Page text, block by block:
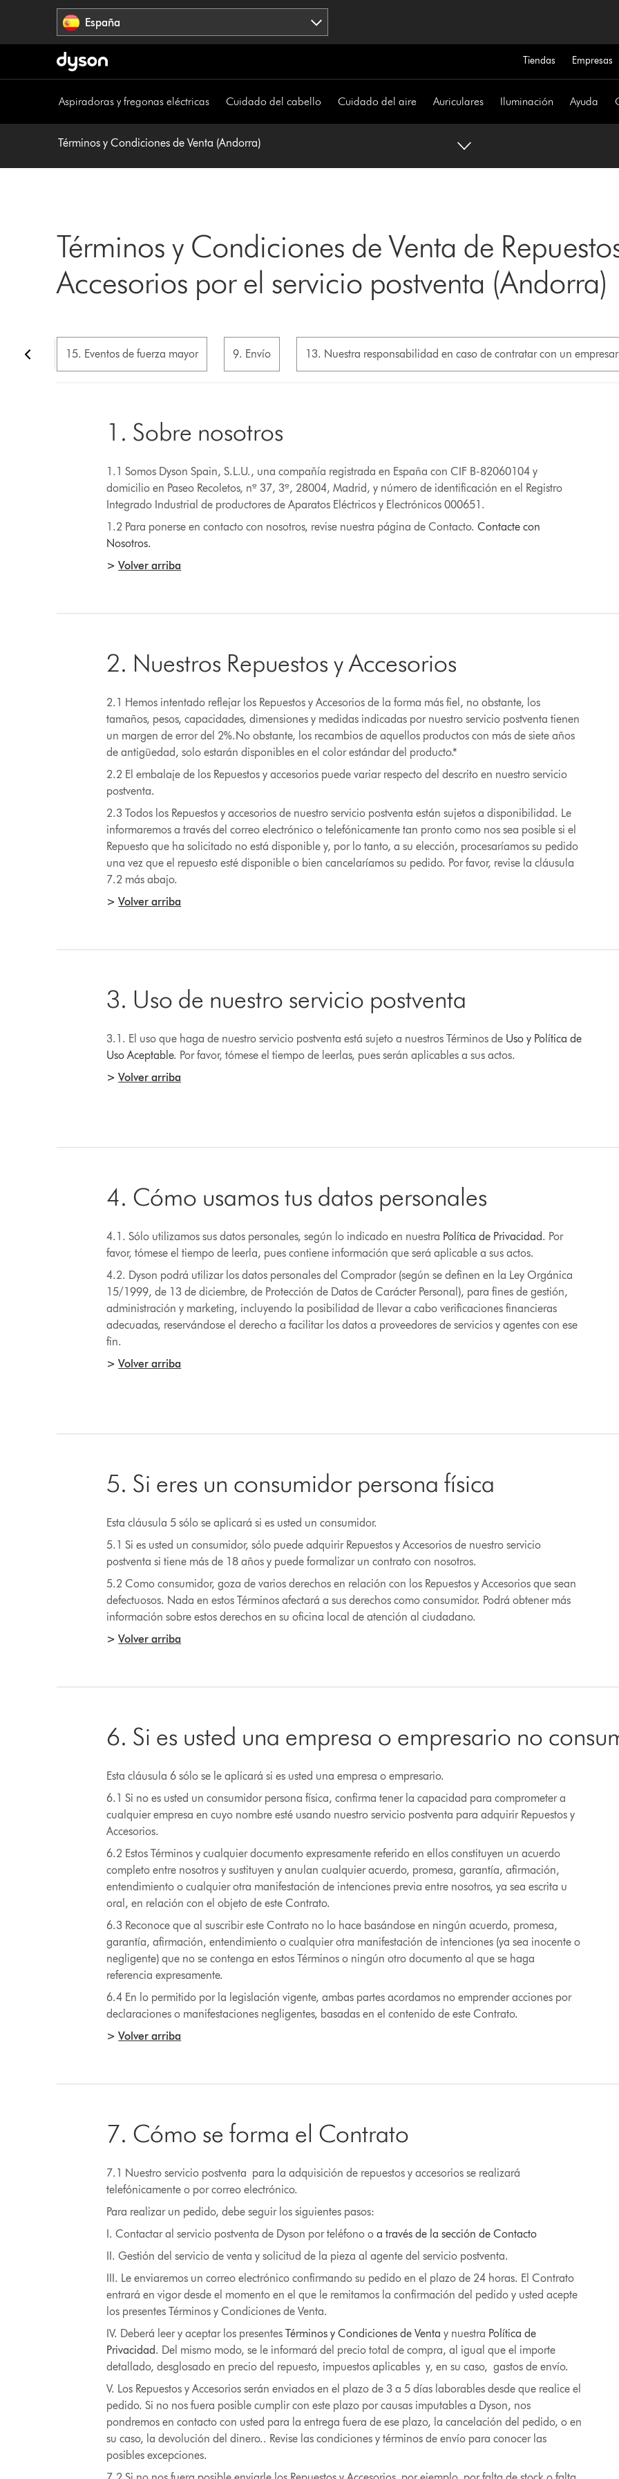
España
Tiendas Empresas
Aspiradoras y fregonas eléctricas Cuidado del cabello Cuidado del aire Auriculares Iluminación Ayuda
Términos y Condiciones de Venta (Andorra)
Términos y Condiciones de Venta de
Accesorios por el servicio postventa (Andorra)
15. Eventos de fuerza mayor 9. Envío 13. Nuestra responsabilidad en caso de contratar con un
1. Sobre nosotros
1.1 Somos Dyson Spain, S.L.U., una compañía registrada en España con CIF B-82060104 y
domicilio en Paseo Recoletos, nº 37, 3º, 28004, Madrid, y número de identificación en el Registro
Integrado Industrial de productores de Aparatos Eléctricos y Electrónicos 000651.
1.2 Para ponerse en contacto con nosotros, revise nuestra página de Contacto.Contacte con
Nosotros.
>Volver arriba
2. Nuestros Repuestos y Accesorios
2.1 Hemos intentado reflejar los Repuestos y Accesorios de la forma más fiel, no obstante, los
tamaños, pesos, capacidades, dimensiones y medidas indicadas por nuestro servicio postventa tienen
un margen de error del 2%.No obstante, los recambios de aquellos productos con más de siete años
de antigüedad, solo estarán disponibles en el color estándar del producto.*
2.2 El embalaje de los Repuestos y accesorios puede variar respecto del descrito en nuestro servicio
postventa.
2.3 Todos los Repuestos y accesorios de nuestro servicio postventa están sujetos a disponibilidad. Le
informaremos a través del correo electrónico o telefónicamente tan pronto como nos sea posible si el
Repuesto que ha solicitado no está disponible y, por lo tanto, a su elección, procesaríamos su pedido
una vez que el repuesto esté disponible o bien cancelaríamos su pedido. Por favor, revise la cláusula
7.2 más abajo.
>Volver arriba
3. Uso de nuestro servicio postventa
3.1. El uso que haga de nuestro servicio postventa está sujeto a nuestros Términos de Uso y Política de
Uso Aceptable. Por favor, tómese el tiempo de leerlas, pues serán aplicables a sus actos.
>Volver arriba
4. Cómo usamos tus datos personales
4.1. Sólo utilizamos sus datos personales, según lo indicado en nuestra Política de Privacidad. Por
favor, tómese el tiempo de leerla, pues contiene información que será aplicable a sus actos.
4.2. Dyson podrá utilizar los datos personales del Comprador (según se definen en la Ley Orgánica
15/1999, de 13 de diciembre, de Protección de Datos de Carácter Personal), para fines de gestión,
administración y marketing, incluyendo la posibilidad de llevar a cabo verificaciones financieras
adecuadas, reservándose el derecho a facilitar los datos a proveedores de servicios y agentes con ese
fin.
>Volver arriba
5. Si eres un consumidor persona física
Esta cláusula 5 sólo se aplicará si es usted un consumidor.
5.1 Si es usted un consumidor, sólo puede adquirir Repuestos y Accesorios de nuestro servicio
postventa si tiene más de 18 años y puede formalizar un contrato con nosotros.
5.2 Como consumidor, goza de varios derechos en relación con los Repuestos y Accesorios que sean
defectuosos. Nada en estos Términos afectará a sus derechos como consumidor. Podrá obtener más
información sobre estos derechos en su oficina local de atención al ciudadano.
>Volver arriba
6. Si es usted una empresa o empresario no
Esta cláusula 6 sólo se le aplicará si es usted una empresa o empresario.
6.1 Si no es usted un consumidor persona física, confirma tener la capacidad para comprometer a
cualquier empresa en cuyo nombre esté usando nuestro servicio postventa para adquirir Repuestos y
Accesorios.
6.2 Estos Términos y cualquier documento expresamente referido en ellos constituyen un acuerdo
completo entre nosotros y sustituyen y anulan cualquier acuerdo, promesa, garantía, afirmación,
entendimiento o cualquier otra manifestación de intenciones previa entre nosotros, ya sea escrita u
oral, en relación con el objeto de este Contrato.
6.3 Reconoce que al suscribir este Contrato no lo hace basándose en ningún acuerdo, promesa,
garantía, afirmación, entendimiento o cualquier otra manifestación de intenciones (ya sea inocente o
negligente) que no se contenga en estos Términos o ningún otro documento al que se haga
referencia expresamente.
6.4 En lo permitido por la legislación vigente, ambas partes acordamos no emprender acciones por
declaraciones o manifestaciones negligentes, basadas en el contenido de este Contrato.
>Volver arriba
7. Cómo se forma el Contrato
7.1 Nuestro servicio postventa para la adquisición de repuestos y accesorios se realizará
telefónicamente o por correo electrónico.
Para realizar un pedido, debe seguir los siguientes pasos:
I. Contactar al servicio postventa de Dyson por teléfono oa través de la sección de Contacto
II. Gestión del servicio de venta y solicitud de la pieza al agente del servicio postventa.
III. Le enviaremos un correo electrónico confirmando su pedido en el plazo de 24 horas. El Contrato
entrará en vigor desde el momento en el que le remitamos la confirmación del pedido y usted acepte
los presentes Términos y Condiciones de Venta.
IV. Deberá leer y aceptar los presentesTérminos y Condiciones de Venta y nuestra Política de
Privacidad. Del mismo modo, se le informará del precio total de compra, al igual que el importe
detallado, desglosado en precio del repuesto, impuestos aplicables y, en su caso, gastos de envío.
V. Los Repuestos y Accesorios serán enviados en el plazo de 3 a 5 días laborables desde que realice el
pedido. Si no nos fuera posible cumplir con este plazo por causas imputables a Dyson, nos
pondremos en contacto con usted para la entrega fuera de ese plazo, la cancelación del pedido, o en
su caso, la devolución del dinero.. Revise las condiciones y términos de envío para conocer las
posibles excepciones.